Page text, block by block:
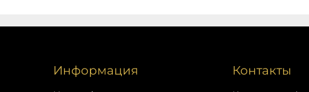
Информация Контакты